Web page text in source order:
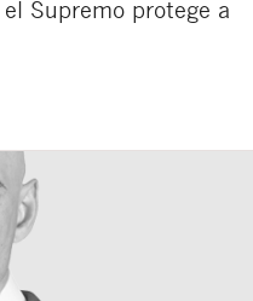
Supremo protege a